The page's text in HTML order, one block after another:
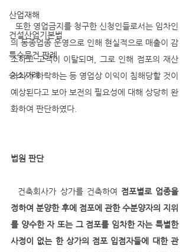
산업재해
건설산업기본법
특수물건 판례
승소사례
의 동종업종 운영으로 인해 현실적으로 매출이 감
소하고 고객이 이탈되며, 그로 인해 점포의 재산
가치가 하락하는 등 영업상 이익이 침해당할 것이
예상된다고 보아 보전의 필요성에 대해 상당히 완
화하여 판단하였다.
법원 판단
  건축회사가 상가를 건축하여
점포별로 업종을
정하여 분양한 후에 점포에 관한 수분양자의 지위
를 양수한 자 또는 그 점포를 임차한 자는 특별한
사정이 없는 한 상가의 점포 입점자들에 대한 관